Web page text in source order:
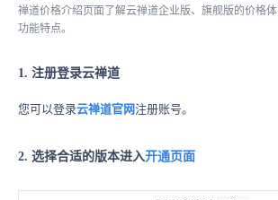
禅道价格介绍页面了解云禅道企业版、旗舰版的价格
功能特点。
1. 注册登录云禅道
您可以登录云禅道官网注册账号。
2. 选择合适的版本进入开通页面